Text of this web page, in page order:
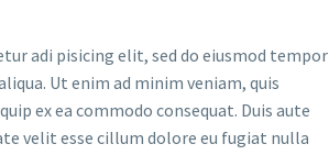
adi pisicing elit, sed do eiusmod tempor
Ut enim ad minim veniam, quis
ex ea commodo consequat. Duis aute
velit esse cillum dolore eu fugiat nulla